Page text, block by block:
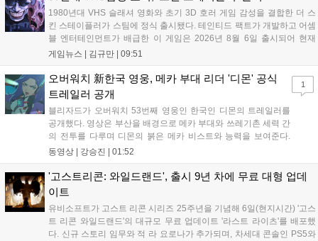
래픽이 특징이며, 부담 없이 즐길 수 있는 힐링 게임으로 기대를
모으고 있다....
1980년대 VHS 슬래셔 영화와 초기 3D 호러 게임 감성을 결합한 더 스
킨 스테이플러가 스팀에 정식 출시됐다. 테인티드 팩트가 개발하고 어셈
블 엔터테인먼트가 배급한 이 게임은 2026년 8월 6일 출시되어 현재
15,000원에 판매 중이다. 캐리언 시티를 배경으로 연쇄살인 사건을 추적
통해 밀도 높은 공포를 선사한다....
게임뉴스 | 김규만 09:51
오버워치 新한국 영웅, 메카 부대 리더 '디몬' 공식
트레일러 공개
블리자드가 오버워치 53번째 영웅인 한국인 디몬의 트레일러를
공개했다. 영상은 부산을 배경으로 메카 부대와 쓰레기촌 세력 간
의 전투를 다루며 디몬의 붉은 메카 비스트와 능력을 보여준다.
블리자드는 7일 게임플레이 영상 공개를 시작으로 10일 시즌4 트
시할 예정이다. 향후 메카 부대와 탈론의 대립이 본격화될 전망이
다....
동영상 | 강승진 01:52
1
'고스트리콘: 와일드랜드', 출시 9년 차에 무료 대형 업데
이트
유비소프트가 고스트 리콘 시리즈 25주년을 기념해 6일(현지시간) '고스
트 리콘 와일드랜드'의 대규모 무료 업데이트 '라스트 라이츠'를 배포했
다. 신규 스토리 임무와 적 라 요로나가 추가되며, 차세대 콘솔인 PS5와